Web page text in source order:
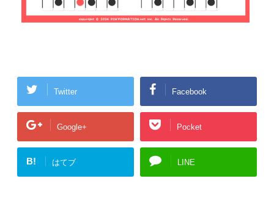
Twitter Facebook
Google+ Pocket
B! はてブ LINE